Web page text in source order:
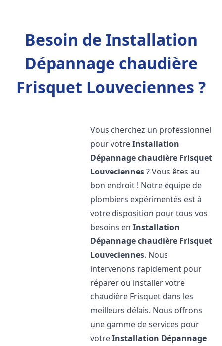
Besoin de Installation
Dépannage chaudière
Frisquet Louveciennes ?
Vous cherchez un professionnel
pour votreInstallation
Dépannage chaudière Frisquet
Louveciennes? Vous êtes au
bon endroit ! Notre équipe de
plombiers expérimentés est à
votre disposition pour tous vos
besoins enInstallation
Dépannage chaudière Frisquet
Louveciennes. Nous
intervenons rapidement pour
réparer ou installer votre
chaudière Frisquet dans les
meilleurs délais. Nous offrons
une gamme de services pour
votreInstallation Dépannage